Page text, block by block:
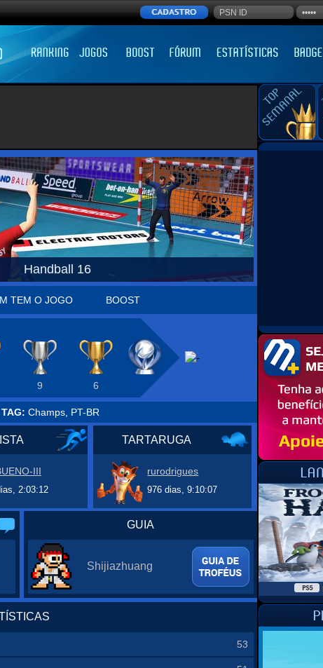
Handball 16
TEM O JOGO BOOST
9 6
TAG: Champs, PT-BR
III
2:03:12
TARTARUGA
rurodrigues
976 dias, 9:10:07
GUIA
Shijiazhuang
53